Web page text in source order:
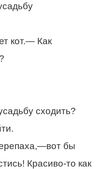
кот.— Как
сходить?
бы
Красиво-то как